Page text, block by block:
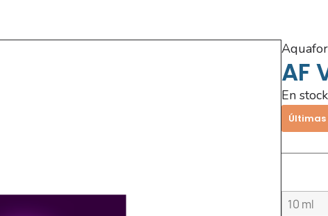
AF
En